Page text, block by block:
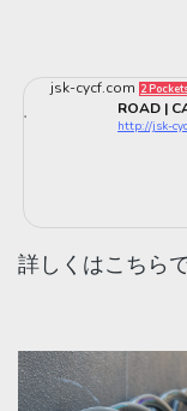
jsk-cycf.com 2
ROAD |
http://jsk-
詳しくはこちら